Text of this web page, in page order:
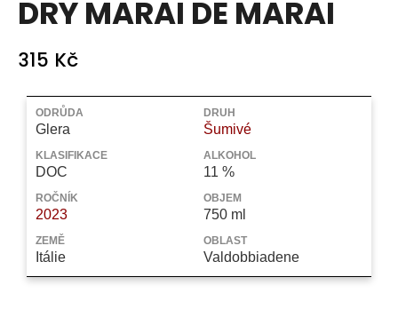
DRY MARAI DE MARAI
315 Kč
Měrná
cena:
ODRŮDA
Glera
DRUH
Šumivé
KLASIFIKACE
DOC
ALKOHOL
11 %
ROČNÍK
2023
OBJEM
750 ml
ZEMĚ
Itálie
OBLAST
Valdobbiadene
a
j
í
HLEDAT
D